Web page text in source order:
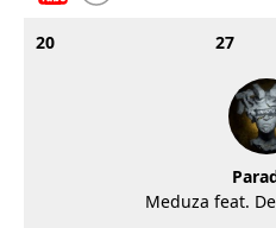
20 27
Meduza feat.